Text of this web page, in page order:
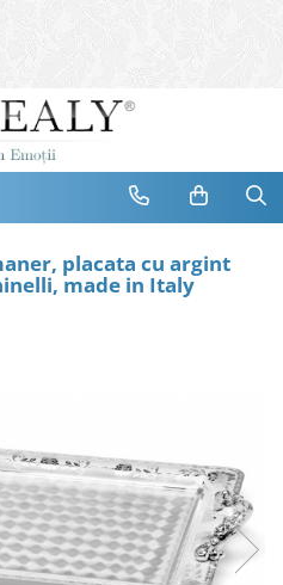
placata cu argint
made in Italy